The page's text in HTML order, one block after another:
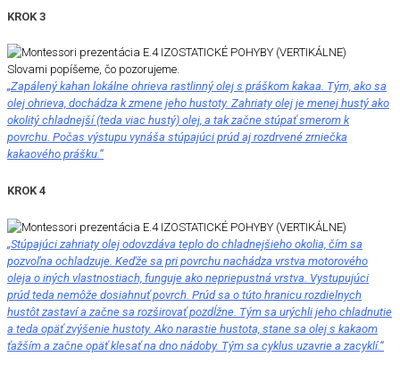
KROK 3
Slovami popíšeme, čo pozorujeme.
„Zapálený kahan lokálne ohrieva rastlinný olej s práškom kakaa. Tým, ako sa
olej ohrieva, dochádza k zmene jeho hustoty. Zahriaty olej je menej hustý ako
okolitý chladnejší (teda viac hustý) olej, a tak začne stúpať smerom k
povrchu. Počas výstupu vynáša stúpajúci prúd aj rozdrvené zrniečka
kakaového prášku.“
KROK 4
„Stúpajúci zahriaty olej odovzdáva teplo do chladnejšieho okolia, čím sa
pozvoľna ochladzuje. Keďže sa pri povrchu nachádza vrstva motorového
oleja o iných vlastnostiach, funguje ako nepriepustná vrstva. Vystupujúci
prúd teda nemôže dosiahnuť povrch. Prúd sa o túto hranicu rozdielnych
hustôt zastaví a začne sa rozširovať pozdĺžne. Tým sa urýchli jeho chladnutie
a teda opäť zvýšenie hustoty. Ako narastie hustota, stane sa olej s kakaom
ťažším a začne opäť klesať na dno nádoby. Tým sa cyklus uzavrie a zacyklí.“